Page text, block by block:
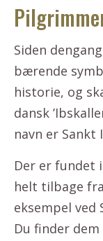
Siden
bærende
historie, og
dansk
navn er Sankt
Der er fundet
helt tilbage
eksempel ved
Du finder